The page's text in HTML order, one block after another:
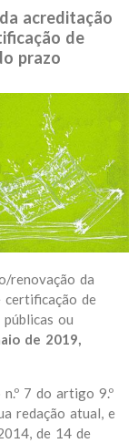
acreditação
de
prazo
renovação da
certificação de
ou
de 2019,
7 do artigo 9.º
redação atual, e
de 14 de